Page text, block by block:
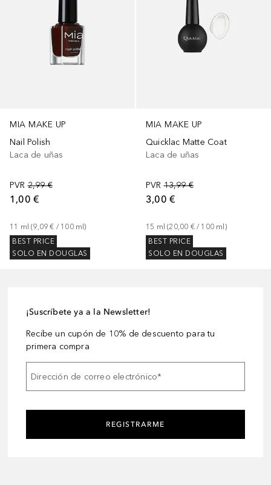
MIA MAKE UP
Nail Polish
Laca de uñas
PVR 2,99 €
1,00 €
11 ml (9,09 € / 100 ml)
BEST PRICE
SOLO EN DOUGLAS
MIA MAKE UP
Quicklac Matte Coat
Laca de uñas
PVR 13,99 €
3,00 €
15 ml (20,00 € / 100 ml )
BEST PRICE
SOLO EN DOUGLAS
¡Suscríbete ya a la Newsletter!
Recibe un cupón de 10% de descuento para tu
primera compra
Dirección de correo electrónico*
REGISTRARME